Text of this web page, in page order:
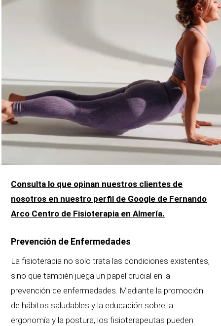
Consulta lo que opinan nuestros clientes de
nosotros en nuestro perfil de Google de Fernando
Arco Centro de Fisioterapia en Almería.
Prevención de Enfermedades
La fisioterapia no solo trata las condiciones existentes,
sino que también juega un papel crucial en la
prevención de enfermedades. Mediante la promoción
de hábitos saludables y la educación sobre la
ergonomía y la postura, los fisioterapeutas pueden